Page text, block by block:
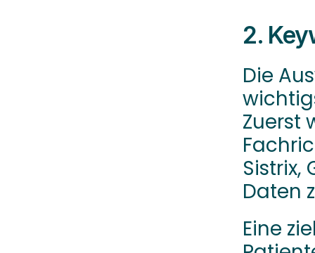
2.
Die
Zuerst
Sistrix,
Daten
Eine